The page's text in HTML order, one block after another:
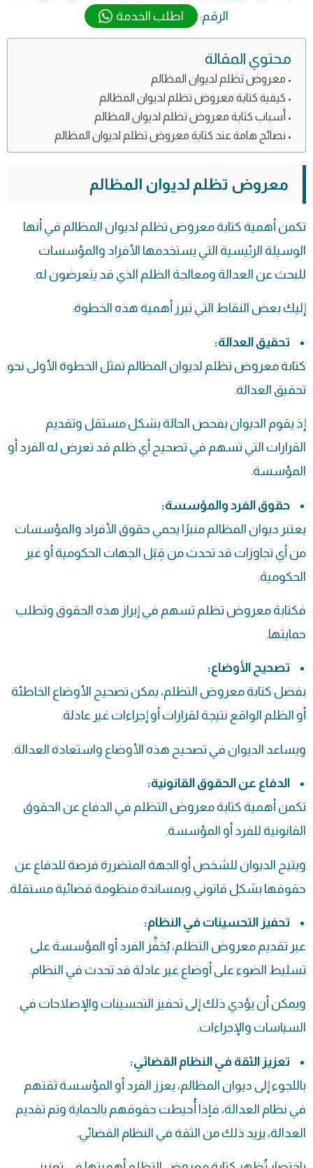
الرقم:
اطلب الخدمة
محتوي المقالة
معروض تظلم لديوان المظالم
كيفية كتابة معروض تظلم لديوان المظالم
أسباب كتابة معروض تظلم لديوان المظالم
نصائح هامة عند كتابة معروض تظلم لديوان المظالم
معروض تظلم لديوان المظالم
تكمن أهمية كتابة معروض تظلم لديوان المظالم في أنها
الوسيلة الرئيسية التي يستخدمها الأفراد والمؤسسات
للبحث عن العدالة ومعالجة الظلم الذي قد يتعرضون له.
إليك بعض النقاط التي تبرز أهمية هذه الخطوة:
تحقيق العدالة:
كتابة معروض تظلم لديوان المظالم تمثل الخطوة الأولى نحو
تحقيق العدالة.
إذ يقوم الديوان بفحص الحالة بشكل مستقل وتقديم
القرارات التي تسهم في تصحيح أي ظلم قد تعرض له الفرد أو
المؤسسة.
حقوق الفرد والمؤسسة:
يعتبر ديوان المظالم منبرًا يحمي حقوق الأفراد والمؤسسات
من أي تجاوزات قد تحدث من قِبَل الجهات الحكومية أو غير
الحكومية.
فكتابة معروض تظلم تسهم في إبراز هذه الحقوق وتطلب
حمايتها.
تصحيح الأوضاع:
بفضل كتابة معروض التظلم، يمكن تصحيح الأوضاع الخاطئة
أو الظلم الواقع نتيجة لقرارات أو إجراءات غير عادلة.
ويساعد الديوان في تصحيح هذه الأوضاع واستعادة العدالة.
الدفاع عن الحقوق القانونية:
تكمن أهمية كتابة معروض التظلم في الدفاع عن الحقوق
القانونية للفرد أو المؤسسة.
ويتيح الديوان للشخص أو الجهة المتضررة فرصة للدفاع عن
حقوقها بشكل قانوني وبمساندة منظومة قضائية مستقلة.
تحفيز التحسينات في النظام:
عبر تقديم معروض التظلم، يُحَفِّز الفرد أو المؤسسة على
تسليط الضوء على أوضاع غير عادلة قد تحدث في النظام.
ويمكن أن يؤدي ذلك إلى تحفيز التحسينات والإصلاحات في
السياسات والإجراءات.
تعزيز الثقة في النظام القضائي:
باللجوء إلى ديوان المظالم، يعزز الفرد أو المؤسسة ثقتهم
في نظام العدالة، فإذا أُحيطت حقوقهم بالحماية وتم تقديم
العدالة، يزيد ذلك من الثقة في النظام القضائي.